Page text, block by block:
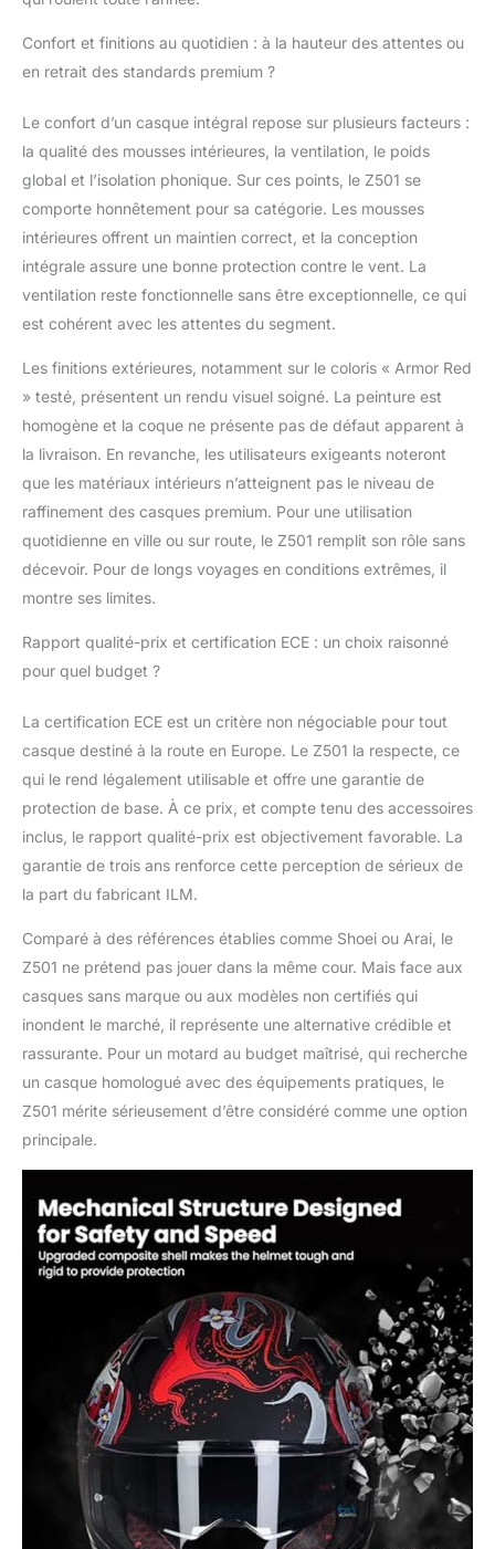
Confort et finitions au quotidien : à la hauteur des attentes ou
en retrait des standards premium ?
Le confort d’un casque intégral repose sur plusieurs facteurs :
la qualité des mousses intérieures, la ventilation, le poids
global et l’isolation phonique. Sur ces points, le Z501 se
comporte honnêtement pour sa catégorie. Les mousses
intérieures offrent un maintien correct, et la conception
intégrale assure une bonne protection contre le vent. La
ventilation reste fonctionnelle sans être exceptionnelle, ce qui
est cohérent avec les attentes du segment.
Les finitions extérieures, notamment sur le coloris « Armor Red
» testé, présentent un rendu visuel soigné. La peinture est
homogène et la coque ne présente pas de défaut apparent à
la livraison. En revanche, les utilisateurs exigeants noteront
que les matériaux intérieurs n’atteignent pas le niveau de
raffinement des casques premium. Pour une utilisation
quotidienne en ville ou sur route, le Z501 remplit son rôle sans
décevoir. Pour de longs voyages en conditions extrêmes, il
montre ses limites.
Rapport qualité-prix et certification ECE : un choix raisonné
pour quel budget ?
La certification ECE est un critère non négociable pour tout
casque destiné à la route en Europe. Le Z501 la respecte, ce
qui le rend légalement utilisable et offre une garantie de
protection de base. À ce prix, et compte tenu des accessoires
inclus, le rapport qualité-prix est objectivement favorable. La
garantie de trois ans renforce cette perception de sérieux de
la part du fabricant ILM.
Comparé à des références établies comme Shoei ou Arai, le
Z501 ne prétend pas jouer dans la même cour. Mais face aux
casques sans marque ou aux modèles non certifiés qui
inondent le marché, il représente une alternative crédible et
rassurante. Pour un motard au budget maîtrisé, qui recherche
un casque homologué avec des équipements pratiques, le
Z501 mérite sérieusement d’être considéré comme une option
principale.